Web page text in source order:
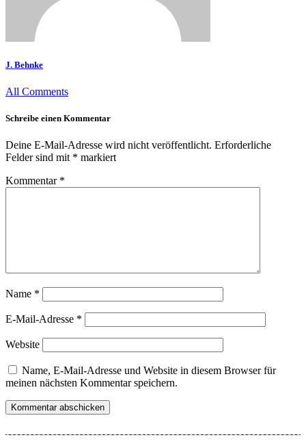
J. Behnke
All Comments
Schreibe einen Kommentar
Deine E-Mail-Adresse wird nicht veröffentlicht. Erforderliche
Felder sind mit * markiert
Kommentar *
Name *
E-Mail-Adresse *
Website
Name, E-Mail-Adresse und Website in diesem Browser für
meinen nächsten Kommentar speichern.